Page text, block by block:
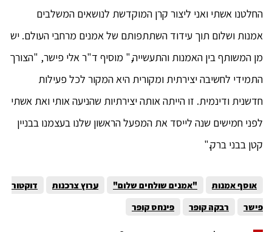
החלטנו אשתי ואני ליצור קרן המוקדשת לנושאים המשלבים
אמנות ושלום תוך עידוד השתתפותם של אמנים מרחבי העולם. יש
מן המשותף בין האמנות והתעשייה," מוסיף ד"ר אלי פישר, "הצורך
התמידי לחשיבה יצירתית ומקורית היא המקור לכל פעילות
חדשנית ודינמית. זו הייתה אותה יצירתיות שהניעה אותי ואת אשתי
לפני חמישים שנה לייסד את המפעל הראשון שלנו בעצמנו בבניין
קטן בבני ברק."
אוסף אמנות "אמנים שולחים שלום" ערוץ צרכנות
דוקטור
פישר
רבקה קופר פינחס קופר